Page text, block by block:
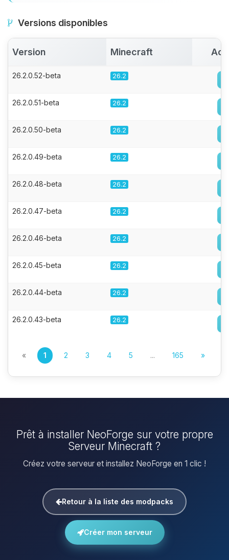
Versions disponibles
Version Minecraft
26.2.0.52-beta 26.2
26.2.0.51-beta 26.2
26.2.0.50-beta 26.2
26.2.0.49-beta 26.2
26.2.0.48-beta 26.2
26.2.0.47-beta 26.2
26.2.0.46-beta 26.2
26.2.0.45-beta 26.2
26.2.0.44-beta 26.2
26.2.0.43-beta 26.2
« 1 2 3 4 5 ... 165 »
Prêt à installer NeoForge sur votre propre
Serveur Minecraft ?
Créez votre serveur et installez NeoForge en 1 clic !
Retour à la liste des modpacks
Créer mon serveur